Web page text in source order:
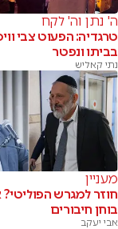
ה' נתן וה' לקח
טרגדיה: הפעוט צבי
בביתו ונפטר
נתי קאליש
מעניין
חוזר למגרש הפוליטי?
בוחן חיבורים
אבי יעקב